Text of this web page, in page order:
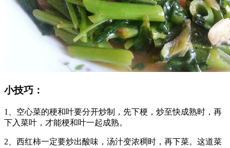
小技巧：
1、空心菜的梗和叶要分开炒制，先下梗，炒至快成熟时，再
下入菜叶，才能梗和叶一起成熟。
2、西红柿一定要炒出酸味，汤汁变浓稠时，再下菜。这道菜